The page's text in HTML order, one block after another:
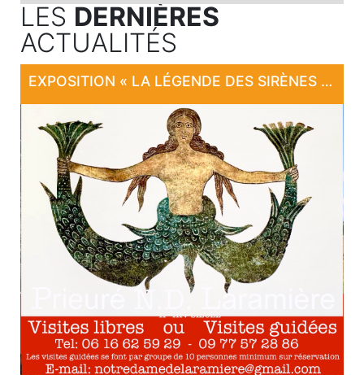
LES DERNIÈRES
ACTUALITÉS
EXPOSITION « LA LÉGENDE DES SIRÈNES DE LARAMIÈRE »